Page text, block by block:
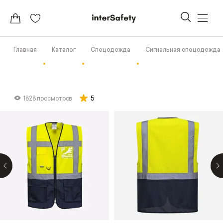
Главная Каталог Спецодежда Сигнальная спецодежда
1828 просмотров 5